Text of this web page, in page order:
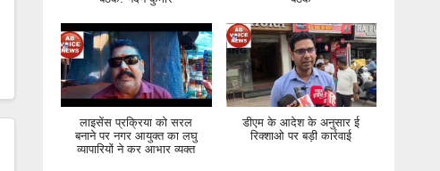
लाइसेंस प्रक्रिया को सरल
बनाने पर नगर आयुक्त का लघु
व्यापारियों ने कर आभार व्यक्त
डीएम के आदेश के अनुसार ई
रिक्शाओ पर बड़ी कार्रवाई